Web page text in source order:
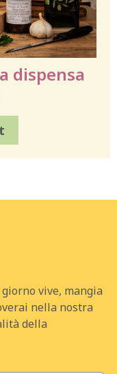
dispensa
vive, mangia
nella nostra
della